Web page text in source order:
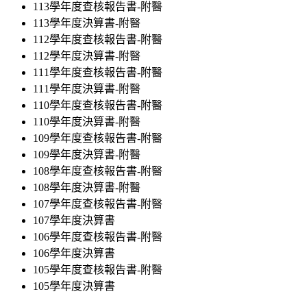
113學年度查核報告書-附醫
113學年度決算書-附醫
112學年度查核報告書-附醫
112學年度決算書-附醫
111學年度查核報告書-附醫
111學年度決算書-附醫
110學年度查核報告書-附醫
110學年度決算書-附醫
109學年度查核報告書-附醫
109學年度決算書-附醫
108學年度查核報告書-附醫
108學年度決算書-附醫
107學年度查核報告書-附醫
107學年度決算書
106學年度查核報告書-附醫
106學年度決算書
105學年度查核報告書-附醫
105學年度決算書